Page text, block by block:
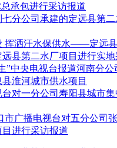
承包进行采访报道
分公司承建的定远县第
挥洒汗水保供水——定远
县第二水厂项目进行实
”中央电视台报道河南分公
淮河城市供水项目
对一分公司寿阳县城市集
市广播电视台对五分公司
进行采访报道